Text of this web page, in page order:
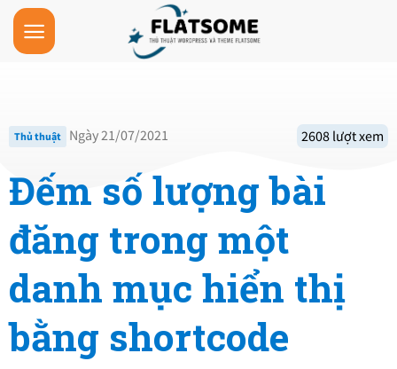
Skip
content
Thủ thuật Ngày 21/07/2021 2608 lượt xem
Đếm số lượng bài
đăng trong một
danh mục hiển thị
bằng shortcode